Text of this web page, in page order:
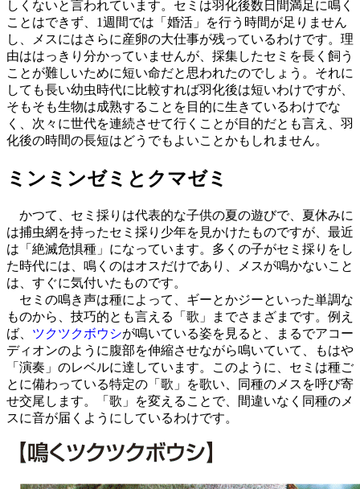
しくないと言われています。セミは羽化後数日間満足に鳴く
ことはできず、1週間では「婚活」を行う時間が足りません
し、メスにはさらに産卵の大仕事が残っているわけです。理
由ははっきり分かっていませんが、採集したセミを長く飼う
ことが難しいために短い命だと思われたのでしょう。それに
しても長い幼虫時代に比較すれば羽化後は短いわけですが、
そもそも生物は成熟することを目的に生きているわけでな
く、次々に世代を連続させて行くことが目的だとも言え、羽
化後の時間の長短はどうでもよいことかもしれません。
ミンミンゼミとクマゼミ
かつて、セミ採りは代表的な子供の夏の遊びで、夏休みに
は捕虫網を持ったセミ採り少年を見かけたものですが、最近
は「絶滅危惧種」になっています。多くの子がセミ採りをし
た時代には、鳴くのはオスだけであり、メスが鳴かないこと
は、すぐに気付いたものです。
セミの鳴き声は種によって、ギーとかジーといった単調な
ものから、技巧的とも言える「歌」までさまざまです。例え
ば、 ツクツクボウシが鳴いている姿を見ると、まるでアコー
ディオンのように腹部を伸縮させながら鳴いていて、もはや
「演奏」のレベルに達しています。このように、セミは種ご
とに備わっている特定の「歌」を歌い、同種のメスを呼び寄
せ交尾します。「歌」を変えることで、間違いなく同種のメ
スに音が届くようにしているわけです。